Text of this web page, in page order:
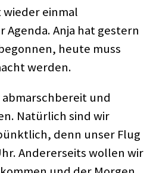
einmal
Agenda. Anja hat gestern
heute muss
werden.
abmarschbereit und
Natürlich sind wir
denn unser Flug
Andererseits wollen wir